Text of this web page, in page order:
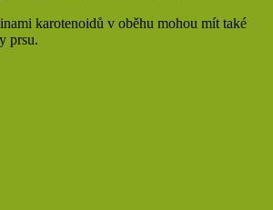
karotenoidů v oběhu mohou mít také
prsu.